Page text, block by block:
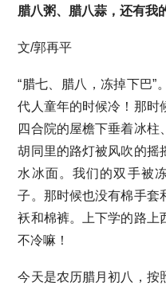
腊八粥、腊八蒜，还有我
文/郭再平
“腊七、腊八，冻掉下巴”
代人童年的时候冷！那时
四合院的屋檐下垂着冰柱
胡同里的路灯被风吹的摇
水冰面。我们的双手被
子。那时候也没有棉手套
袄和棉裤。上下学的路上
不冷嘛！
今天是农历腊月初八，按